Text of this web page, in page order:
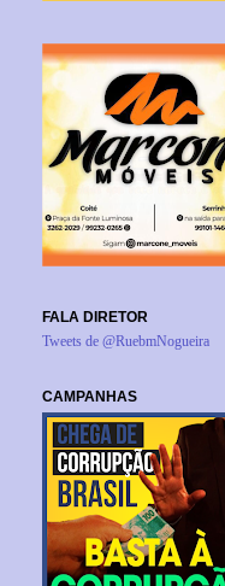
FALA DIRETOR
Tweets de @RuebmNogueira
CAMPANHAS